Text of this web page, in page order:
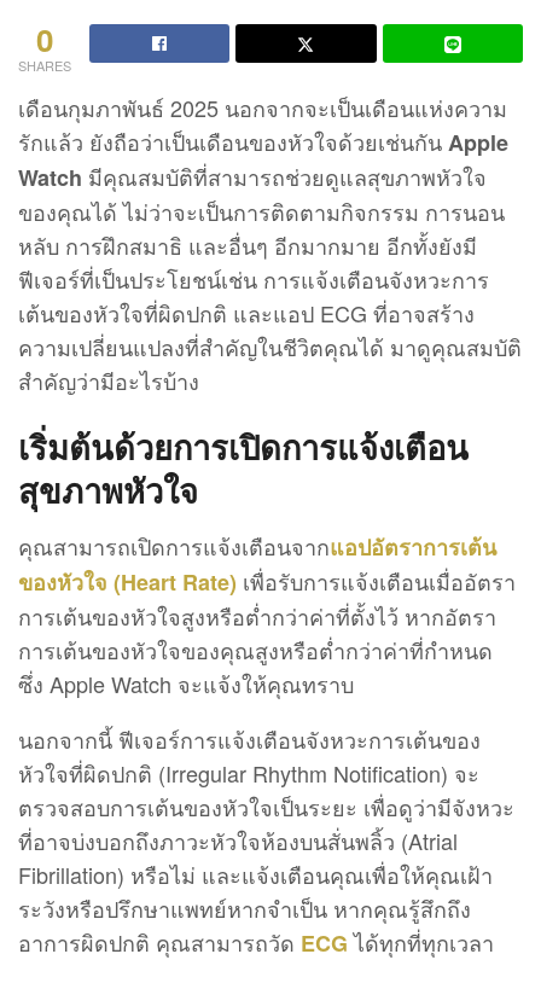
0
SHARES
เดือนกุมภาพันธ์ 2025 นอกจากจะเป็นเดือนแห่งความ
รักแล้ว ยังถือว่าเป็นเดือนของหัวใจด้วยเช่นกันApple
Watch มีคุณสมบัติที่สามารถช่วยดูแลสุขภาพหัวใจ
ของคุณได้ ไม่ว่าจะเป็นการติดตามกิจกรรม การนอน
หลับ การฝึกสมาธิ และอื่นๆ อีกมากมาย อีกทั้งยังมี
ฟีเจอร์ที่เป็นประโยชน์เช่น การแจ้งเตือนจังหวะการ
เต้นของหัวใจที่ผิดปกติ และแอป ECG ที่อาจสร้าง
ความเปลี่ยนแปลงที่สำคัญในชีวิตคุณได้ มาดูคุณสมบัติ
สำคัญว่ามีอะไรบ้าง
เริ่มต้นด้วยการเปิดการแจ้งเตือน
สุขภาพหัวใจ
คุณสามารถเปิดการแจ้งเตือนจากแอปอัตราการเต้น
ของหัวใจ (Heart Rate) เพื่อรับการแจ้งเตือนเมื่ออัตรา
การเต้นของหัวใจสูงหรือต่ำกว่าค่าที่ตั้งไว้ หากอัตรา
การเต้นของหัวใจของคุณสูงหรือต่ำกว่าค่าที่กำหนด
ซึ่ง Apple Watch จะแจ้งให้คุณทราบ
นอกจากนี้ ฟีเจอร์การแจ้งเตือนจังหวะการเต้นของ
หัวใจที่ผิดปกติ (Irregular Rhythm Notification) จะ
ตรวจสอบการเต้นของหัวใจเป็นระยะ เพื่อดูว่ามีจังหวะ
ที่อาจบ่งบอกถึงภาวะหัวใจห้องบนสั่นพลิ้ว (Atrial
Fibrillation) หรือไม่ และแจ้งเตือนคุณเพื่อให้คุณเฝ้า
ระวังหรือปรึกษาแพทย์หากจำเป็น หากคุณรู้สึกถึง
อาการผิดปกติ คุณสามารถวัด ECGได้ทุกที่ทุกเวลา